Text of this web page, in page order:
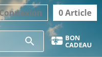
0 Article
search BON
CADEAU